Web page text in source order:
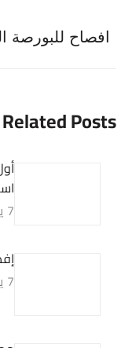
افصاح للبورصة
Related Posts
7 يوليو، 2025
7 يوليو، 2025